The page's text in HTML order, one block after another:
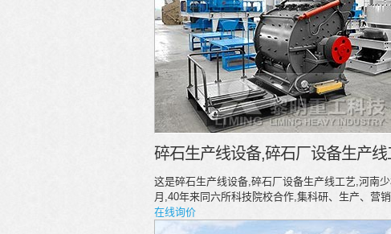
碎石生产线设备,碎石厂设备生产
这是碎石生产线设备,碎石厂设备生产线工艺,河南
月,40年来同六所科技院校合作,集科研、生产、营
在线询价